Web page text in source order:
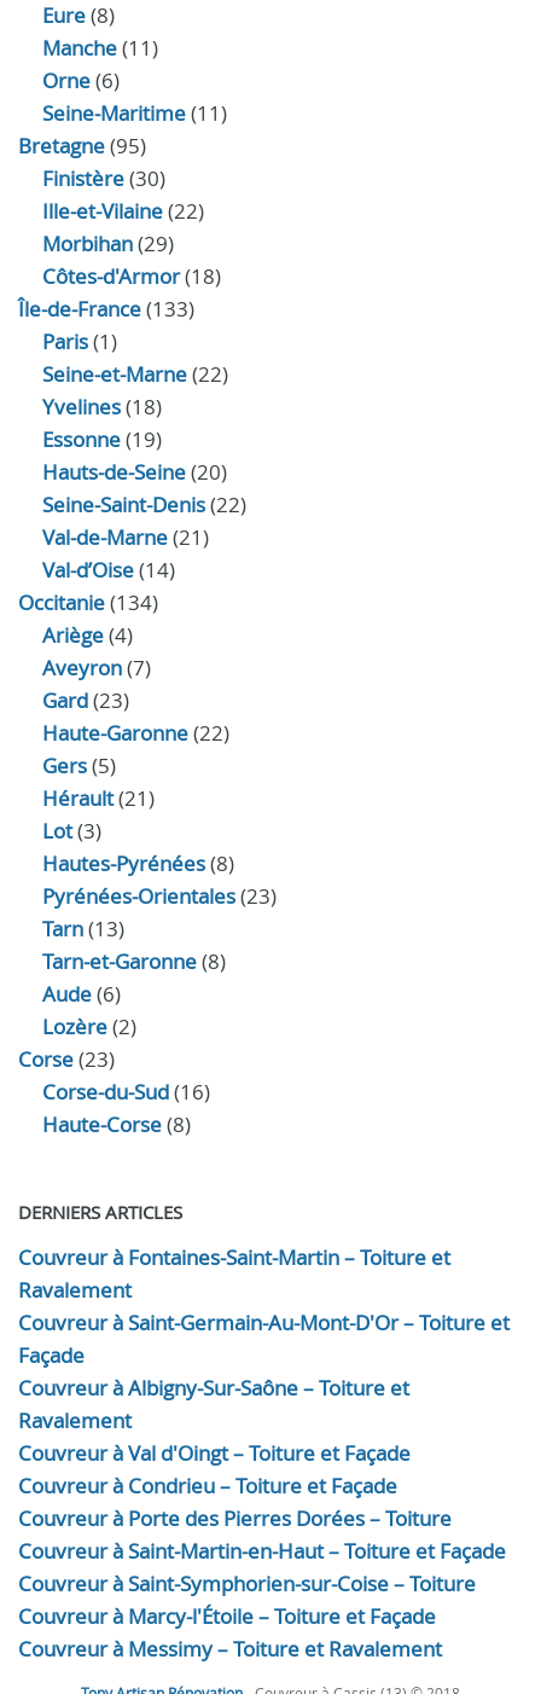
Eure(8)
Manche(11)
Orne(6)
Seine-Maritime(11)
Bretagne(95)
Finistère(30)
Ille-et-Vilaine(22)
Morbihan(29)
Côtes-d'Armor(18)
Île-de-France(133)
Paris(1)
Seine-et-Marne(22)
Yvelines(18)
Essonne(19)
Hauts-de-Seine(20)
Seine-Saint-Denis(22)
Val-de-Marne(21)
Val-d’Oise(14)
Occitanie(134)
Ariège(4)
Aveyron(7)
Gard(23)
Haute-Garonne(22)
Gers(5)
Hérault(21)
Lot(3)
Hautes-Pyrénées(8)
Pyrénées-Orientales(23)
Tarn(13)
Tarn-et-Garonne(8)
Aude(6)
Lozère(2)
Corse(23)
Corse-du-Sud(16)
Haute-Corse(8)
DERNIERS ARTICLES
Couvreur à Fontaines-Saint-Martin – Toiture et
Ravalement
Couvreur à Saint-Germain-Au-Mont-D'Or – Toiture et
Façade
Couvreur à Albigny-Sur-Saône – Toiture et
Ravalement
Couvreur à Val d'Oingt – Toiture et Façade
Couvreur à Condrieu – Toiture et Façade
Couvreur à Porte des Pierres Dorées – Toiture
Couvreur à Saint-Martin-en-Haut – Toiture et Façade
Couvreur à Saint-Symphorien-sur-Coise – Toiture
Couvreur à Marcy-l'Étoile – Toiture et Façade
Couvreur à Messimy – Toiture et Ravalement